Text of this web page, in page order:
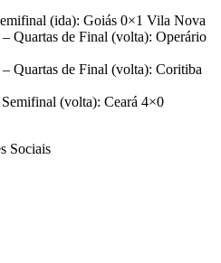
(ida): Goiás 0×1 Vila Nova
– Quartas de Final (volta): Operário
– Quartas de Final (volta): Coritiba
(volta): Ceará 4×0
Sociais